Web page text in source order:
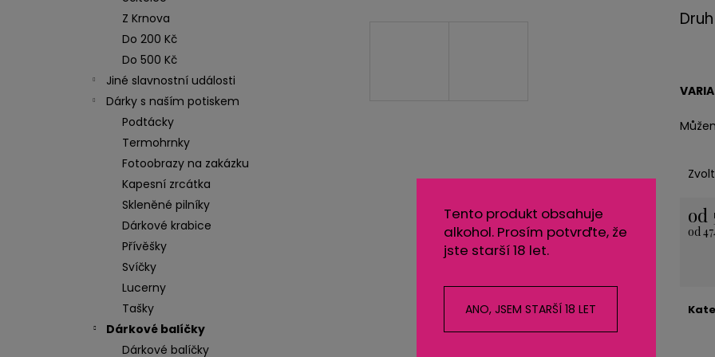
Z Krnova
Do 200 Kč
Do 500 Kč
Jiné slavnostní události
Dárky s naším potiskem
Podtácky
Termohrnky
Fotoobrazy na zakázku
Kapesní zrcátka
Skleněné pilníky
Dárkové krabice
Přívěšky
Svíčky
Lucerny
Tašky
Dárkové balíčky
Dárkové balíčky
Tento produkt obsahuje
alkohol. Prosím potvrďte, že
jste starší 18 let.
ANO, JSEM STARŠÍ 18 LET
od
od
NEREZOVÁ LŽIČKA - NA ZAKÁZKU 17
KARTONOVÁ